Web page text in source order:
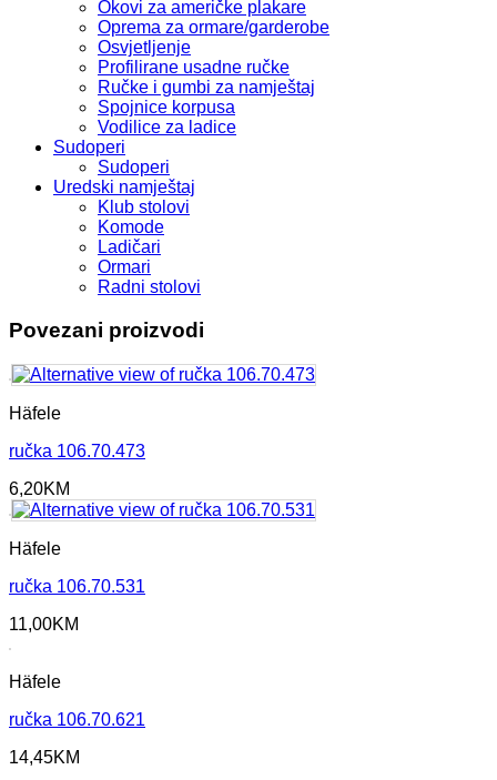
Okovi za američke plakare
Oprema za ormare/garderobe
Osvjetljenje
Profilirane usadne ručke
Ručke i gumbi za namještaj
Spojnice korpusa
Vodilice za ladice
Sudoperi
Sudoperi
Uredski namještaj
Klub stolovi
Komode
Ladičari
Ormari
Radni stolovi
Povezani proizvodi
Häfele
ručka 106.70.473
6,20KM
Häfele
ručka 106.70.531
11,00KM
Häfele
ručka 106.70.621
14,45KM